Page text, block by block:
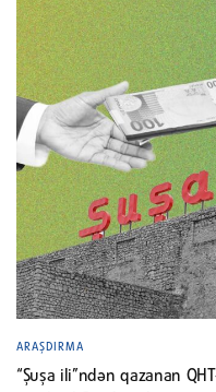
ARAŞDIRMA
“Şuşa ili”ndən qazanan